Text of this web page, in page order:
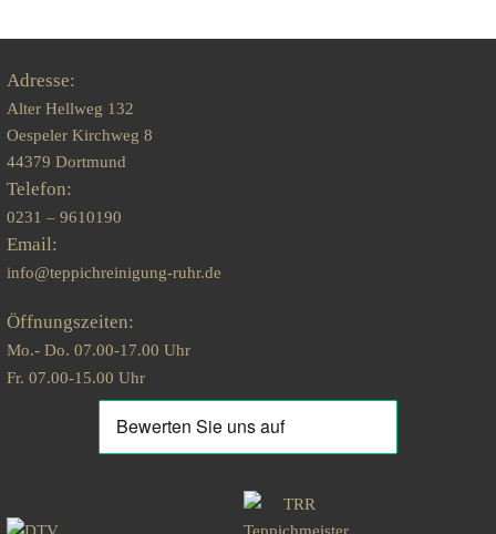
Adresse:
Alter Hellweg 132
Oespeler Kirchweg 8
44379 Dortmund
Telefon:
0231 – 9610190
Email:
info@teppichreinigung-ruhr.de
Öffnungszeiten:
Mo.- Do. 07.00-17.00 Uhr
Fr. 07.00-15.00 Uhr